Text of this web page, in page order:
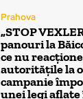
Prahova
„STOP
panouri la
ce nu
autoritățile la o
campanie
unei legi aflate